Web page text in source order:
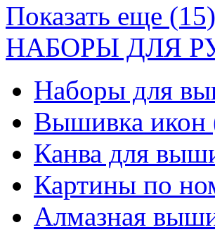
Показать еще (15)
НАБОРЫ ДЛЯ
Наборы для
Вышивка икон
Канва для
Картины по
Алмазная